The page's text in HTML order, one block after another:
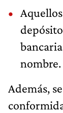
nombre.
Además,